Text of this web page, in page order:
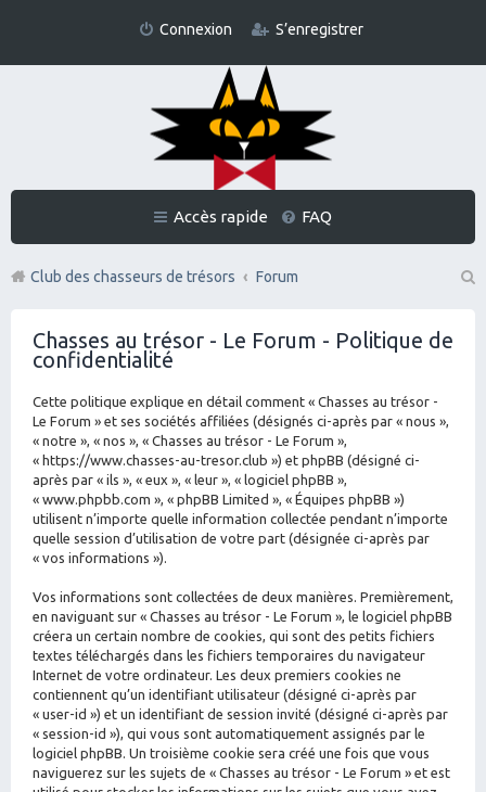
Connexion S’enregistrer
Accès rapide FAQ
Club des chasseurs de trésors
Forum
Chasses au trésor - Le Forum - Politique de
confidentialité
Cette politique explique en détail comment « Chasses au trésor -
Le Forum » et ses sociétés affiliées (désignés ci-après par « nous »,
« notre », « nos », « Chasses au trésor - Le Forum »,
« https://www.chasses-au-tresor.club ») et phpBB (désigné ci-
après par « ils », « eux », « leur », « logiciel phpBB »,
« www.phpbb.com », « phpBB Limited », « Équipes phpBB »)
utilisent n’importe quelle information collectée pendant n’importe
quelle session d’utilisation de votre part (désignée ci-après par
« vos informations »).
Vos informations sont collectées de deux manières. Premièrement,
en naviguant sur « Chasses au trésor - Le Forum », le logiciel phpBB
créera un certain nombre de cookies, qui sont des petits fichiers
textes téléchargés dans les fichiers temporaires du navigateur
Internet de votre ordinateur. Les deux premiers cookies ne
contiennent qu’un identifiant utilisateur (désigné ci-après par
« user-id ») et un identifiant de session invité (désigné ci-après par
« session-id »), qui vous sont automatiquement assignés par le
logiciel phpBB. Un troisième cookie sera créé une fois que vous
naviguerez sur les sujets de « Chasses au trésor - Le Forum » et est